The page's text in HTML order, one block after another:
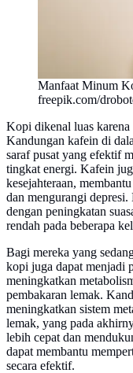
Manfaat Minum
freepik.com/
Kopi dikenal luas
Kandungan kafein di
saraf pusat yang efektif
tingkat energi. Kafein
kesejahteraan,
dan mengurangi
dengan peningkatan
rendah pada beberapa
Bagi mereka yang
kopi juga dapat menjadi
meningkatkan
pembakaran lemak.
meningkatkan sistem
lemak, yang pada
lebih cepat dan
dapat membantu
secara efektif.